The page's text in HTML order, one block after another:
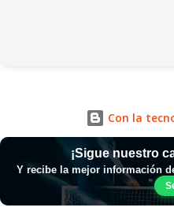
Con la
¡Sigue nuestro
Y recibe la mejor información